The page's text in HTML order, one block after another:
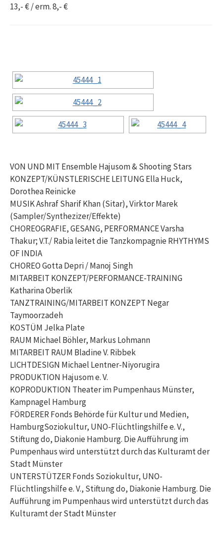
13,- € / erm. 8,- €
VON UND MIT Ensemble Hajusom & Shooting Stars
KONZEPT/KÜNSTLERISCHE LEITUNG Ella Huck,
Dorothea Reinicke
MUSIK Ashraf Sharif Khan (Sitar), Virktor Marek
(Sampler/Synthezizer/Effekte)
CHOREOGRAFIE, GESANG, PERFORMANCE Varsha
Thakur; V.T./ Rabia leitet die Tanzkompagnie RHYTHYMS
OF INDIA
CHOREO Gotta Depri / Manoj Singh
MITARBEIT KONZEPT/PERFORMANCE-TRAINING
Katharina Oberlik
TANZTRAINING/MITARBEIT KONZEPT Negar
Taymoorzadeh
KOSTÜM Jelka Plate
RAUM Michael Böhler, Markus Lohmann
MITARBEIT RAUM Bladine V. Ribbek
LICHTDESIGN Michael Lentner-Niyorugira
PRODUKTION Hajusom e. V.
KOPRODUKTION Theater im Pumpenhaus Münster,
Kampnagel Hamburg
FÖRDERER Fonds Behörde für Kultur und Medien,
HamburgSoziokultur, UNO-Flüchtlingshilfe e. V.,
Stiftung do, Diakonie Hamburg. Die Aufführung im
Pumpenhaus wird unterstützt durch das Kulturamt der
Stadt Münster
UNTERSTÜTZER Fonds Soziokultur, UNO-
Flüchtlingshilfe e. V., Stiftung do, Diakonie Hamburg. Die
Aufführung im Pumpenhaus wird unterstützt durch das
Kulturamt der Stadt Münster